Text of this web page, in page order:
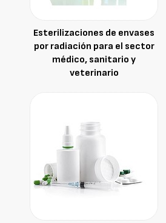
Esterilizaciones de envases
por radiación para el sector
médico, sanitario y
veterinario